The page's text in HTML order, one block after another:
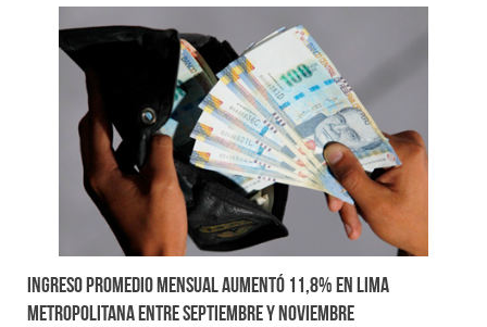
Ingreso promedio mensual aumentó 11,8% en Lima
Metropolitana entre septiembre y noviembre